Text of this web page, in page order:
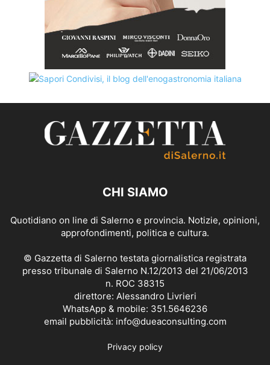
CHI SIAMO
Quotidiano on line di Salerno e provincia. Notizie, opinioni,
approfondimenti, politica e cultura.
© Gazzetta di Salerno testata giornalistica registrata
presso tribunale di Salerno N.12/2013 del 21/06/2013
n. ROC 38315
direttore: Alessandro Livrieri
WhatsApp & mobile: 351.5646236
email pubblicità: info@dueaconsulting.com
Privacy policy